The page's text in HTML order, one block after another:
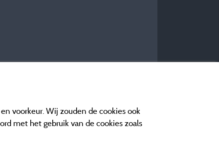
voorkeur. Wij zouden de cookies ook
met het gebruik van de cookies zoals